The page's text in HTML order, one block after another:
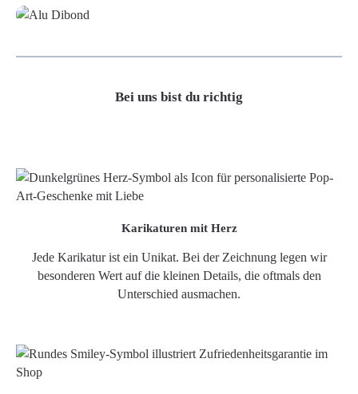
Bei uns bist du richtig
Karikaturen mit Herz
Jede Karikatur ist ein Unikat. Bei der Zeichnung legen wir
besonderen Wert auf die kleinen Details, die oftmals den
Unterschied ausmachen.